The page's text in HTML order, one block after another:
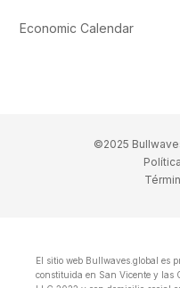
Economic Calendar
©2025
El sitio web Bullwaves.global es
constituida en San Vicente y las